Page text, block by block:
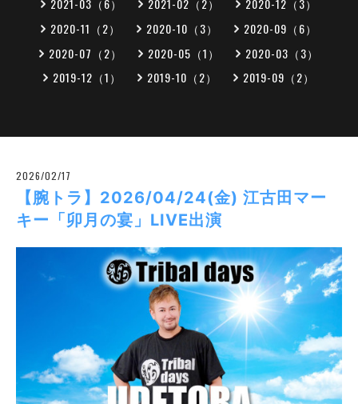
2021-03（6）
2021-02（2）
2020-12（3）
2020-11（2）
2020-10（3）
2020-09（6）
2020-07（2）
2020-05（1）
2020-03（3）
2019-12（1）
2019-10（2） 2019-09（2）
2026/02/17
【腕トラ】2026/04/24(金) 江古田マー
キー「卯月の宴」LIVE出演